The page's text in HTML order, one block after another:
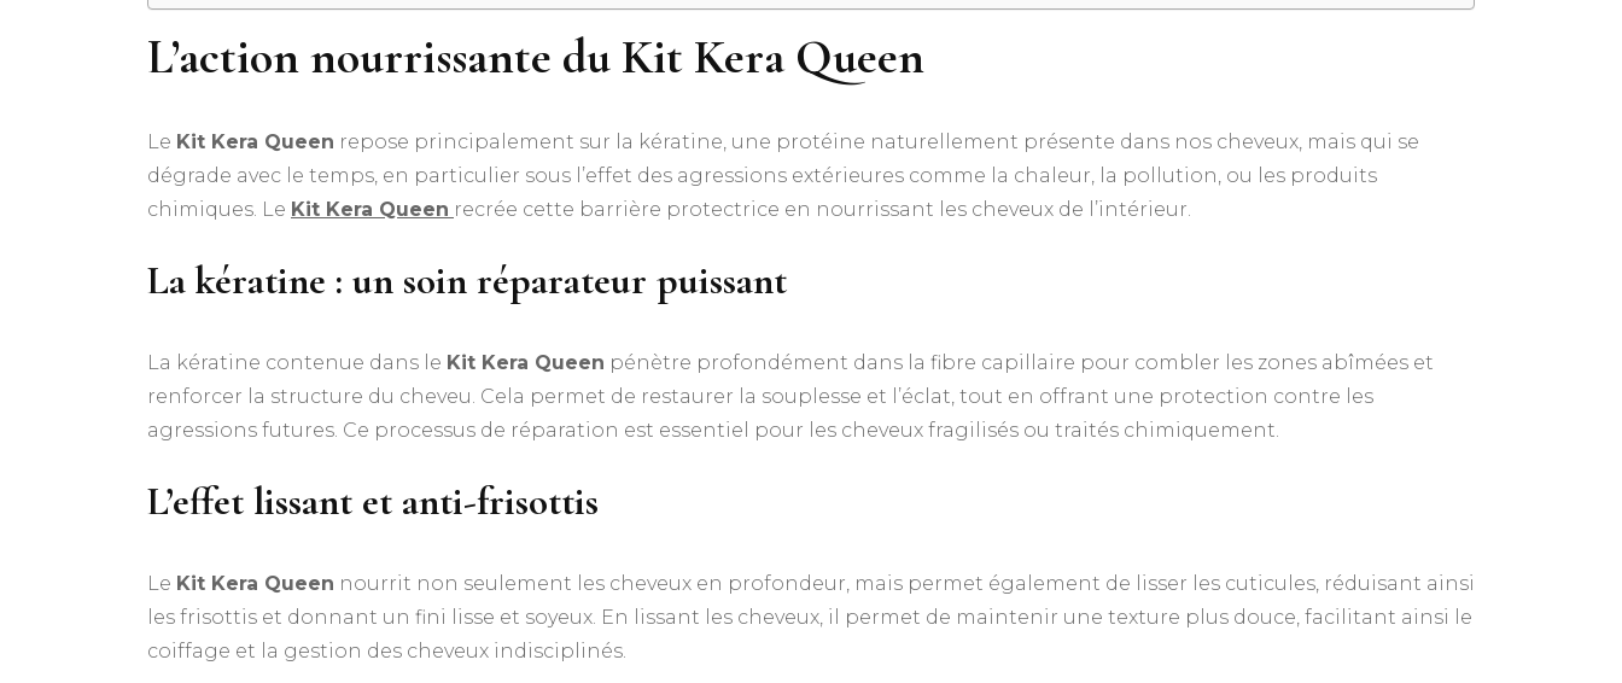
L’action nourrissante du Kit Kera Queen
Le Kit Kera Queen repose principalement sur la kératine, une protéine naturellement présente dans nos cheveux, mais qui se
dégrade avec le temps, en particulier sous l’effet des agressions extérieures comme la chaleur, la pollution, ou les produits
chimiques. Le Kit Kera Queen recrée cette barrière protectrice en nourrissant les cheveux de l’intérieur.
La kératine : un soin réparateur puissant
La kératine contenue dans le Kit Kera Queen pénètre profondément dans la fibre capillaire pour combler les zones abîmées et
renforcer la structure du cheveu. Cela permet de restaurer la souplesse et l’éclat, tout en offrant une protection contre les
agressions futures. Ce processus de réparation est essentiel pour les cheveux fragilisés ou traités chimiquement.
L’effet lissant et anti-frisottis
Le Kit Kera Queen nourrit non seulement les cheveux en profondeur, mais permet également de lisser les cuticules, réduisant ainsi
les frisottis et donnant un fini lisse et soyeux. En lissant les cheveux, il permet de maintenir une texture plus douce, facilitant ainsi le
coiffage et la gestion des cheveux indisciplinés.